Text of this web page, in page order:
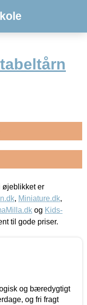
øjeblikket er
, Miniature.dk,
og Kids-
til gode priser.
og bæredygtigt
og fri fragt